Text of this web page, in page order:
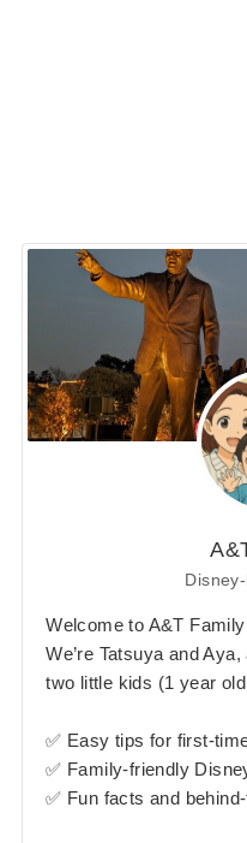
Welcome to A&T
We’re Tatsuya and
two little kids (1 year
✅ Easy tips for first-
✅ Family-friendly
✅ Fun facts and